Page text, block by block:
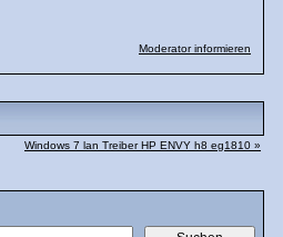
Moderator informieren
Windows 7 lan Treiber HP ENVY h8 eg1810 »